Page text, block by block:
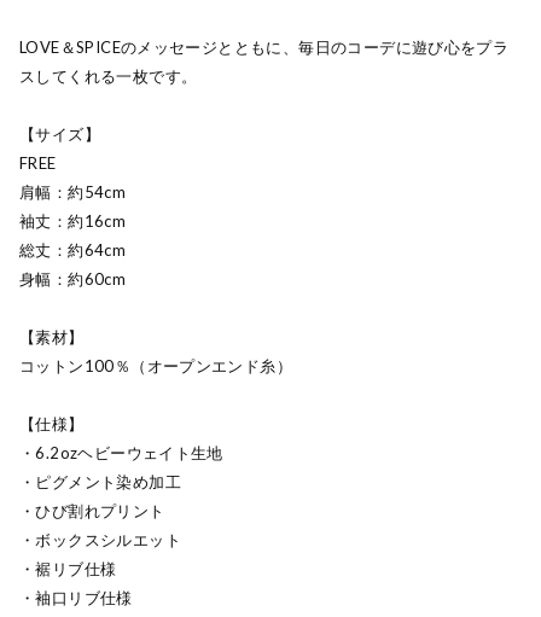
LOVE＆SPICEのメッセージとともに、毎日のコーデに遊び心をプラ
スしてくれる一枚です。
【サイズ】
FREE
肩幅：約54cm
袖丈：約16cm
総丈：約64cm
身幅：約60cm
【素材】
コットン100％（オープンエンド糸）
【仕様】
・6.2ozヘビーウェイト生地
・ピグメント染め加工
・ひび割れプリント
・ボックスシルエット
・裾リブ仕様
・袖口リブ仕様